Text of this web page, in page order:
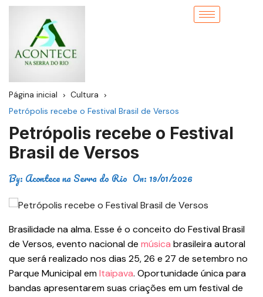
Página inicial
Cultura
Petrópolis recebe o Festival Brasil de Versos
Petrópolis recebe o Festival
Brasil de Versos
By: Acontece na Serra do Rio On: 19/01/2026
Brasilidade na alma. Esse é o conceito do Festival Brasil
de Versos, evento nacional de música brasileira autoral
que será realizado nos dias 25, 26 e 27 de setembro no
Parque Municipal emItaipava. Oportunidade única para
bandas apresentarem suas criações em um festival de